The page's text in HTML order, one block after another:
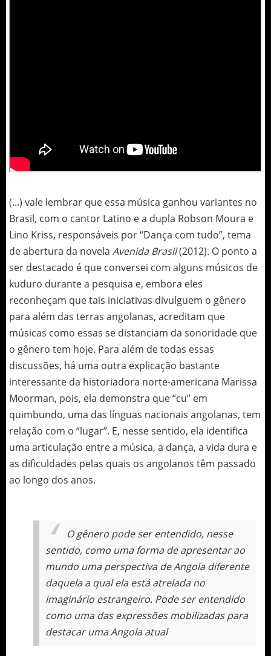
(...) vale lembrar que essa música ganhou variantes no
Brasil, com o cantor Latino e a dupla Robson Moura e
Lino Kriss, responsáveis por “Dança com tudo”, tema
de abertura da novela Avenida Brasil(2012). O ponto a
ser destacado é que conversei com alguns músicos de
kuduro durante a pesquisa e, embora eles
reconheçam que tais iniciativas divulguem o gênero
para além das terras angolanas, acreditam que
músicas como essas se distanciam da sonoridade que
o gênero tem hoje. Para além de todas essas
discussões, há uma outra explicação bastante
interessante da historiadora norte-americana Marissa
Moorman, pois, ela demonstra que “cu” em
quimbundo, uma das línguas nacionais angolanas, tem
relação com o “lugar”. E, nesse sentido, ela identifica
uma articulação entre a música, a dança, a vida dura e
as dificuldades pelas quais os angolanos têm passado
ao longo dos anos.
O gênero pode ser entendido, nesse
sentido, como uma forma de apresentar ao
mundo uma perspectiva de Angola diferente
daquela a qual ela está atrelada no
imaginário estrangeiro. Pode ser entendido
como uma das expressões mobilizadas para
destacar uma Angola atual